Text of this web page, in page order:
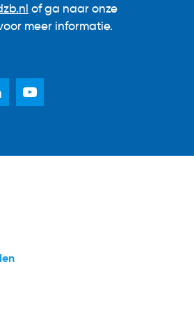
of ga naar onze
meer informatie.